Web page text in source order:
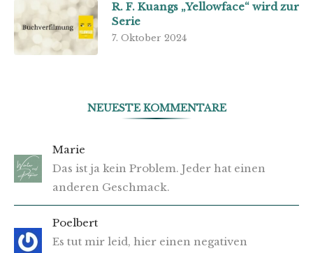
R. F. Kuangs „Yellowface“ wird zur
Serie
7. Oktober 2024
NEUESTE KOMMENTARE
Marie
Das ist ja kein Problem. Jeder hat einen
anderen Geschmack.
Poelbert
Es tut mir leid, hier einen negativen